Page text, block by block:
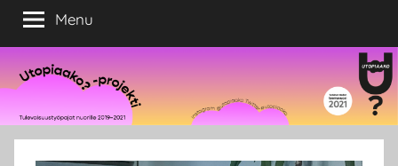
Menu